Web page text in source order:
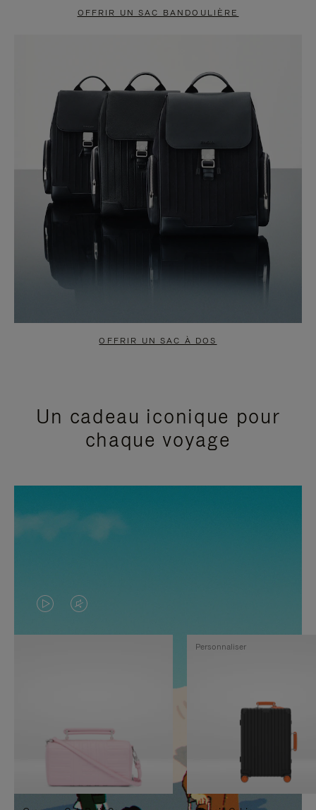
OFFRIR UN SAC BANDOULIÈRE
OFFRIR UN SAC À DOS
Un cadeau iconique pour
chaque voyage
LA
VIDÉO
PAUSE,
APPUYEZ
SUR
LE
SON
DÉSACTIVÉ.
VEUILLEZ
Personnaliser